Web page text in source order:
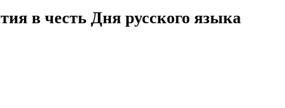
в честь Дня русского языка